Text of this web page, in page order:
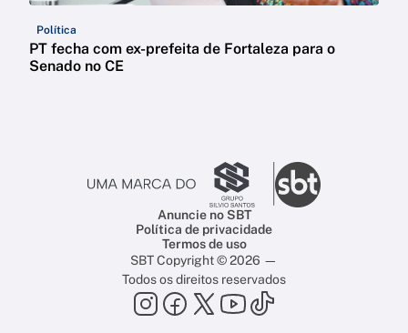
Política
PT fecha com ex-prefeita de Fortaleza para o
Senado no CE
Anuncie no SBT
Política de privacidade
Termos de uso
SBT Copyright © 2026 —
Todos os direitos reservados